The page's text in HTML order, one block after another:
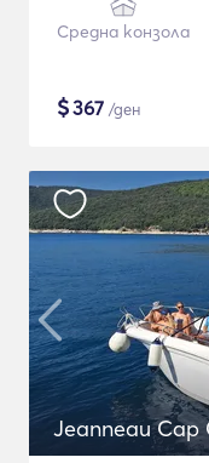
Средна конзола
$367 /ден
Jeanneau Cap